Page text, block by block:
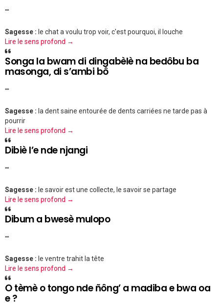
""
Sagesse : le chat a voulu trop voir, c'est pourquoi, il louche
Lire le sens profond →
Songa la bwam di dingabèlè na bedôbu ba
masonga, di s’ambi bô
""
Sagesse : la dent saine entourée de dents carriées ne tarde pas à
pourrir
Lire le sens profond →
Dibiè l’e nde njangi
""
Sagesse : le savoir est une collecte, le savoir se partage
Lire le sens profond →
Dibum a bwesè mulopo
""
Sagesse : le ventre trahit la tête
Lire le sens profond →
O tèmè o tongo nde ñông’ a madiba e bwa oa
e ?